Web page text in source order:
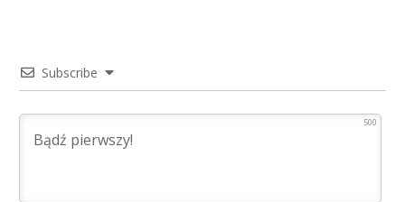
Subscribe
500